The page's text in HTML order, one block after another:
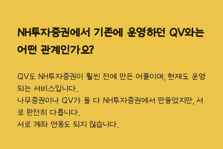
NH투자증권에서 기존에 운영하던 QV와는
어떤 관계인가요?
QV도 NH투자증권이 훨씬 전에 만든 어플이며, 현재도 운영
되는 서비스입니다.
나무증권이나 QV가 둘 다 NH투자증권에서 만들었지만, 서
로 완전히 다릅니다.
서로 계좌 연동도 되지 않습니다.